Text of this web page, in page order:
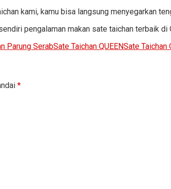
kami, kamu bisa langsung menyegarkan
pengalaman makan sate taichan terbaik di
Parung SerabSate Taichan QUEENSate Taichan
*